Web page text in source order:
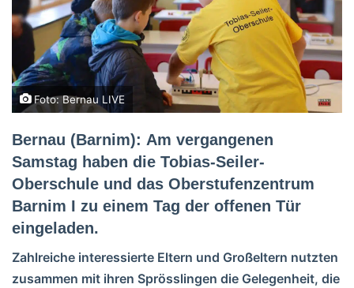
Foto: Bernau LIVE
Bernau (Barnim): Am vergangenen
Samstag haben die Tobias-Seiler-
Oberschule und das Oberstufenzentrum
Barnim I zu einem Tag der offenen Tür
eingeladen.
Zahlreiche interessierte Eltern und Großeltern nutzten
zusammen mit ihren Sprösslingen die Gelegenheit, die